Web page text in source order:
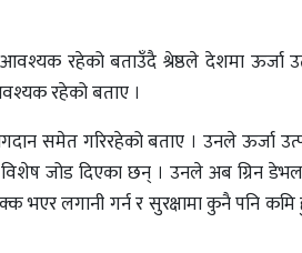
आवश्यक रहेको बताउँदै श्रेष्ठले देशमा ऊर्जा
रहेको बताए ।
समेत गरिरहेको बताए । उनले ऊर्जा
विशेष जोड दिएका छन् । उनले अब ग्रिन
भएर लगानी गर्न र सुरक्षामा कुनै पनि